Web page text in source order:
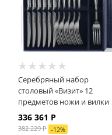
Серебряный набор
столовый «Визит» 12
предметов ножи и вилки
336 361 Р
382 229Р -12%